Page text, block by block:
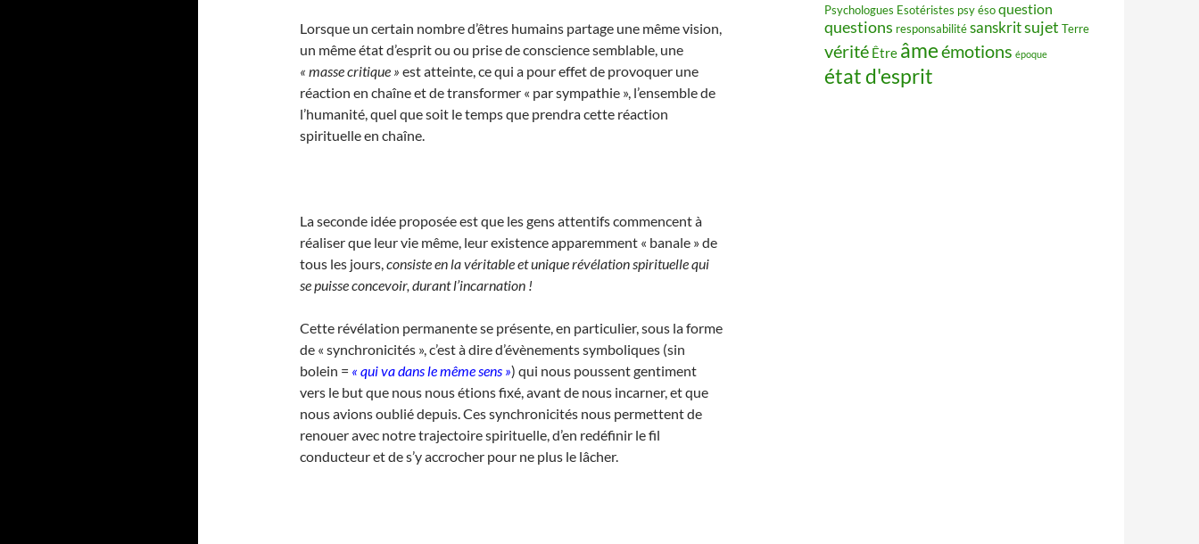
Lorsque un certain nombre d’êtres humains partage une même vision,
un même état d’esprit ou ou prise de conscience semblable, une
« masse critique » est atteinte, ce qui a pour effet de provoquer une
réaction en chaîne et de transformer « par sympathie », l’ensemble de
l’humanité, quel que soit le temps que prendra cette réaction
spirituelle en chaîne.
La seconde idée proposée est que les gens attentifs commencent à
réaliser que leur vie même, leur existence apparemment « banale » de
tous les jours,consiste en la véritable et unique révélation spirituelle qui
se puisse concevoir, durant l’incarnation !
Cette révélation permanente se présente, en particulier, sous la forme
de « synchronicités », c’est à dire d’évènements symboliques (sin
bolein = « qui va dans le même sens ») qui nous poussent gentiment
vers le but que nous nous étions fixé, avant de nous incarner, et que
nous avions oublié depuis. Ces synchronicités nous permettent de
renouer avec notre trajectoire spirituelle, d’en redéfinir le fil
conducteur et de s’y accrocher pour ne plus le lâcher.
Psychologues Esotéristes psy ésoquestion
questions responsabilitésanskritsujet Terre
vérité Être âmeémotions époque
état d'esprit